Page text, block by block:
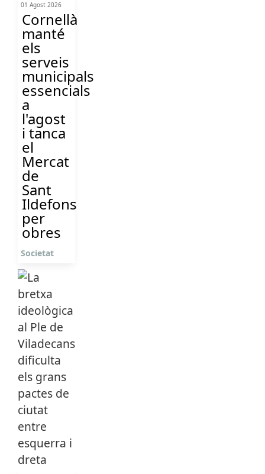
01 Agost 2026
Cornellà
manté
els
serveis
municipals
essencials
a
l'agost
i tanca
el
Mercat
de
Sant
Ildefons
per
obres
Societat